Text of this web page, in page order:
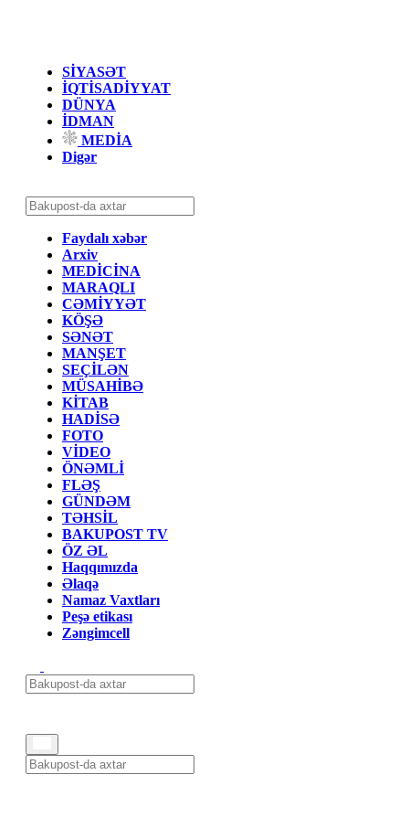
SİYASƏT
İQTİSADİYYAT
DÜNYA
İDMAN
MEDİA
Digər
Faydalı xəbər
Arxiv
MEDİCİNA
MARAQLI
CƏMİYYƏT
KÖŞƏ
SƏNƏT
MANŞET
SEÇİLƏN
MÜSAHİBƏ
KİTAB
HADİSƏ
FOTO
VİDEO
ÖNƏMLİ
FLƏŞ
GÜNDƏM
TƏHSİL
BAKUPOST TV
ÖZ ƏL
Haqqımızda
Əlaqə
Namaz Vaxtları
Peşə etikası
Zəngimcell